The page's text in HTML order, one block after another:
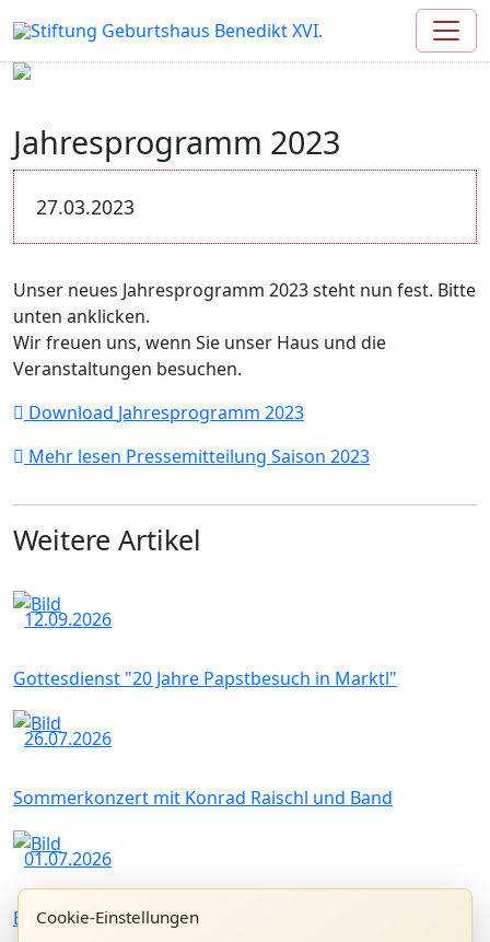
Jahresprogramm 2023
27.03.2023
Unser neues Jahresprogramm 2023 steht nun fest. Bitte
unten anklicken.
Wir freuen uns, wenn Sie unser Haus und die
Veranstaltungen besuchen.
Download Jahresprogramm 2023
Mehr lesen Pressemitteilung Saison 2023
Weitere Artikel
12.09.2026
Gottesdienst "20 Jahre Papstbesuch in Marktl"
26.07.2026
Sommerkonzert mit Konrad Raischl und Band
01.07.2026
Benedikt XVI. Forum in Altötting
Cookie-Einstellungen